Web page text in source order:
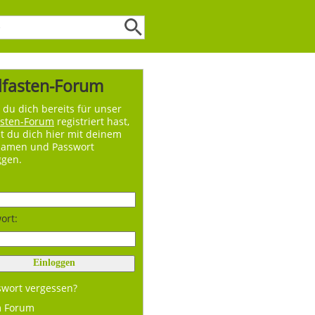
Forum
du dich bereits für unser
Forum registriert hast,
du dich hier mit deinem
und Passwort
vergessen?
Forum